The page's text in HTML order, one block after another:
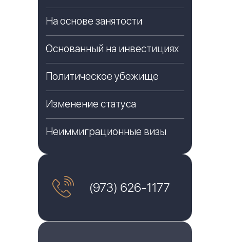
На основе занятости
Основанный на инвестициях
Политическое убежище
Изменение статуса
Неиммиграционные визы
(973) 626-1177